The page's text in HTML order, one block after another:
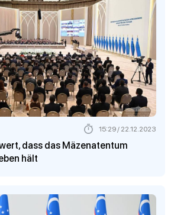
dass das Mäzenatentum
hält
15:29 / 22.12.2023